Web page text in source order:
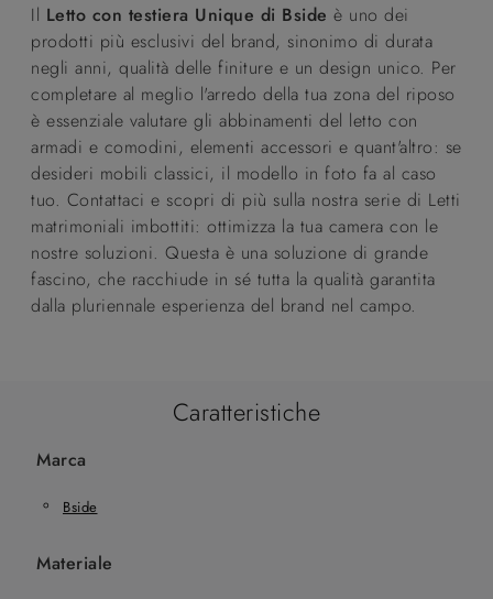
Il Letto con testiera Unique di Bside è uno dei
prodotti più esclusivi del brand, sinonimo di durata
negli anni, qualità delle finiture e un design unico. Per
completare al meglio l'arredo della tua zona del riposo
è essenziale valutare gli abbinamenti del letto con
armadi e comodini, elementi accessori e quant'altro: se
desideri mobili classici, il modello in foto fa al caso
tuo. Contattaci e scopri di più sulla nostra serie di Letti
matrimoniali imbottiti: ottimizza la tua camera con le
nostre soluzioni. Questa è una soluzione di grande
fascino, che racchiude in sé tutta la qualità garantita
dalla pluriennale esperienza del brand nel campo.
Caratteristiche
Marca
Bside
Materiale